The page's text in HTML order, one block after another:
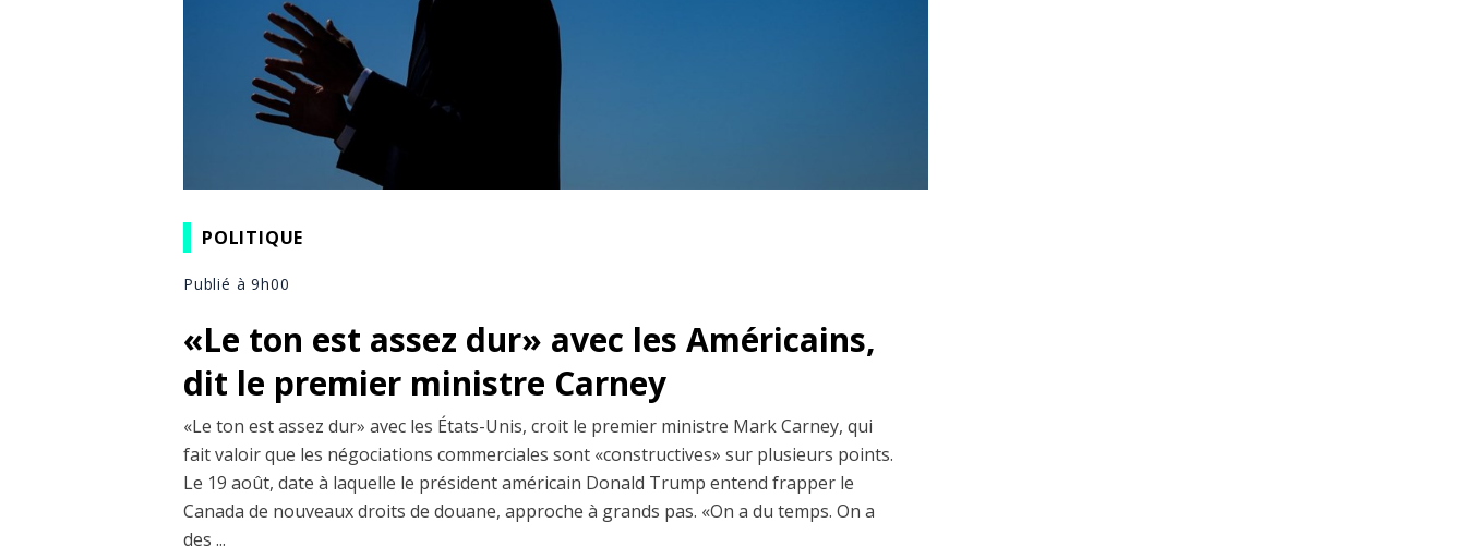
POLITIQUE
Publié à 9h00
«Le ton est assez dur» avec les Américains,
dit le premier ministre Carney
«Le ton est assez dur» avec les États-Unis, croit le premier ministre Mark Carney, qui
fait valoir que les négociations commerciales sont «constructives» sur plusieurs points.
Le 19 août, date à laquelle le président américain Donald Trump entend frapper le
Canada de nouveaux droits de douane, approche à grands pas. «On a du temps. On a
des ...